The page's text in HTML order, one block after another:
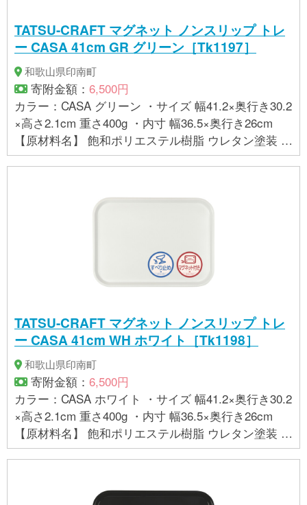
いることがございますが、使用上問題ございませ
ん。予めご了承ください。 ・布地を一枚一枚成型し
ていますので、お届けする商品によって絵柄の位置
や風合いが多少異なることがあります。 ・商品の色
は、お使いのブラウザやモニターによって実際の色
と若干異なる場合がございます。ご了承下さい。
【製造】 株式会社 橋本達之助工芸（和歌山県海南
市）
TATSU-CRAFT マグネット ノンスリップ トレ
ー CASA 41cm GR グリーン［Tk1197］
和歌山県印南町
寄附金額： 6,500円
カラー：CASA グリーン ・サイズ 幅41.2×奥行き30.2
×高さ2.1cm 重さ400g ・内寸 幅36.5×奥行き26cm
【原材料名】 飽和ポリエステル樹脂 ウレタン塗装 ラ
バーマグネット 【お取り扱いに関する注意事項】 ・
い。 ・曲面は落下の恐れがありますので貼り付けな
ださい。 ・この商品は、家庭用の食洗機に対応して
おりますが、業務用の食洗機には対応しておりませ
じていることがございますが、使用上問題ございま
せん。予めご了承ください。 ・布地を一枚一枚成型
していますので、お届けする商品によって絵柄の位
置や風合いが多少異なることがあります。 ・商品の
色は、お使いのブラウザやモニターによって実際の
色と若干異なる場合がございます。ご了承下さい。
【製造】 株式会社 橋本達之助工芸（和歌山県海南
市）
TATSU-CRAFT マグネット ノンスリップ トレ
ー CASA 41cm WH ホワイト［Tk1198］
和歌山県印南町
寄附金額： 6,500円
カラー：CASA ホワイト ・サイズ 幅41.2×奥行き30.2
×高さ2.1cm 重さ400g ・内寸 幅36.5×奥行き26cm
【原材料名】 飽和ポリエステル樹脂 ウレタン塗装 ラ
バーマグネット 【お取り扱いに関する注意事項】 ・
い。 ・曲面は落下の恐れがありますので貼り付けな